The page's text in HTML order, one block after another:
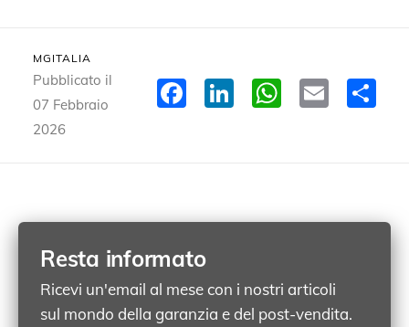
MGITALIA
Pubblicato il
07 Febbraio
2026
Facebook
LinkedIn Email
Resta informato
Ricevi un'email al mese con i nostri articoli
sul mondo della garanzia e del post-vendita.